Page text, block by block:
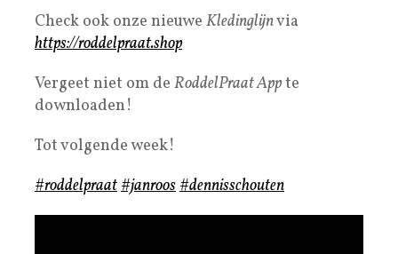
Check ook onze nieuwe Kledinglijnvia
https://roddelpraat.shop
Vergeet niet om de RoddelPraat Appte
downloaden!
Tot volgende week!
#roddelpraat#janroos#dennisschouten